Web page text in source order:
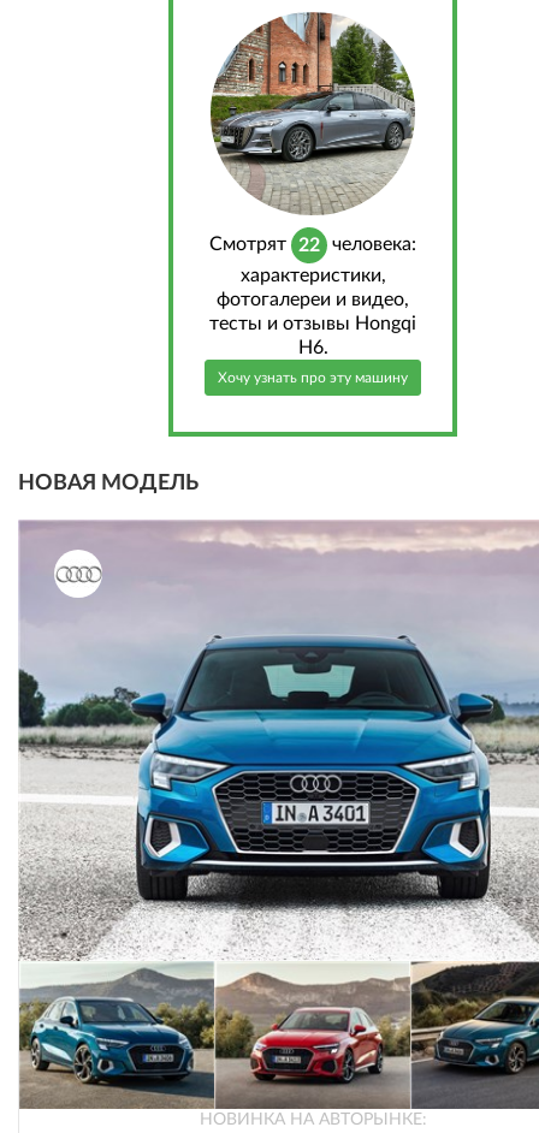
Cмотрят 22
человека:
характеристики,
фотогалереи и видео,
тесты и отзывы Hongqi
H6.
Хочу узнать про эту машину
НОВАЯ МОДЕЛЬ
НОВИНКА НА АВТОРЫНКЕ: